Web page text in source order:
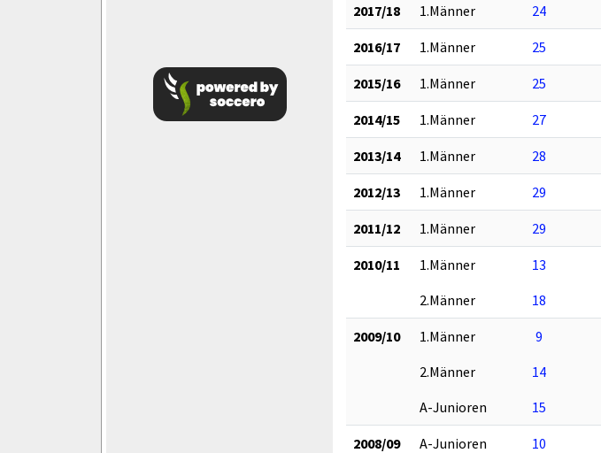
2017/18 1.Männer 24
2016/17 1.Männer 25
2015/16 1.Männer 25
2014/15 1.Männer 27
2013/14 1.Männer 28
2012/13 1.Männer 29
2011/12 1.Männer 29
2010/11 1.Männer 13
2.Männer
18
2009/10 1.Männer 9
2.Männer
14
A-Junioren
15
2008/09 A-Junioren 10